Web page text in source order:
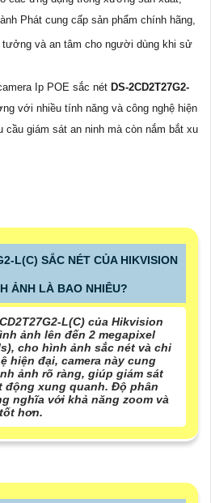
Phát cung cấp sản phẩm chính hãng,
và an tâm cho người dùng khi sử
Ip POE sắc nét DS-2CD2T27G2-
với nhiều tính năng và công nghệ hiện
cầu giám sát an ninh mà còn nắm bắt xu
L(C) SẮC NÉT CỦA HIKVISION
ẢNH LÀ BAO NHIÊU?
L(C) của Hikvision
ảnh lên đến 2 megapixel
cho hình ảnh sắc nét và chi
hiện đại, camera này cung
ảnh rõ ràng, giúp giám sát
động xung quanh. Độ phân
nghĩa với khả năng zoom và
hơn.